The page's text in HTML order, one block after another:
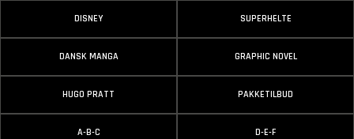
DISNEY SUPERHELTE
DANSK MANGA GRAPHIC NOVEL
HUGO PRATT PAKKETILBUD
A-B-C D-E-F